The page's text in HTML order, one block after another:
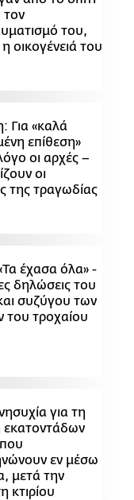
τον
του,
οικογένειά του
Για «καλά
επίθεση»
οι αρχές –
οι
της τραγωδίας
έχασα όλα» -
δηλώσεις του
συζύγου των
του τροχαίου
για τη
εκατοντάδων
εν μέσω
μετά την
κτιρίου